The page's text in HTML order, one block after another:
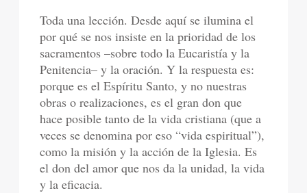
Toda una lección. Desde aquí se ilumina el
por qué se nos insiste en la prioridad de los
sacramentos –sobre todo la Eucaristía y la
Penitencia– y la oración. Y la respuesta es:
porque es el Espíritu Santo, y no nuestras
obras o realizaciones, es el gran don que
hace posible tanto de la vida cristiana (que a
veces se denomina por eso “vida espiritual”),
como la misión y la acción de la Iglesia. Es
el don del amor que nos da la unidad, la vida
y la eficacia.